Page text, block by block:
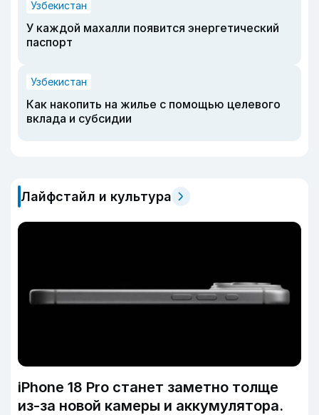
Узбекистан
У каждой махалли появится энергетический
паспорт
Узбекистан
Как накопить на жилье с помощью целевого
вклада и субсидии
Лайфстайл и культура
iPhone 18 Pro станет заметно толще
из-за новой камеры и аккумулятора.